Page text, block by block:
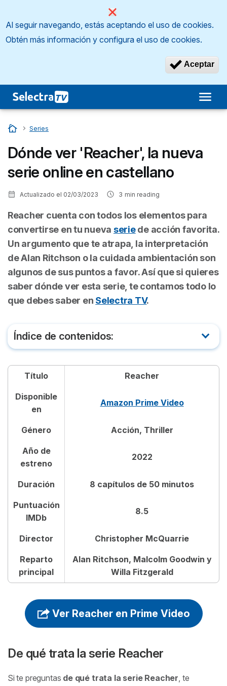
Al seguir navegando, estás aceptando el uso de cookies.
Obtén más información y configura el uso de cookies.
Aceptar
Inicio
…
Series
Dónde ver 'Reacher', la nueva
serie online en castellano
Actualizado el 02/03/2023 3 min reading
Reacher cuenta con todos los elementos para
convertirse en tu nueva seriede acción favorita.
Un argumento que te atrapa, la interpretación
de Alan Ritchson o la cuidada ambientación son
algunos de sus puntos a favor. Así que si quieres
saber dónde ver esta serie, te contamos todo lo
que debes saber en Selectra TV.
Índice de contenidos:
Dónde ver Reacher
Reparto de Reacher
Título Reacher
Disponible
en
Amazon Prime Video
Género Acción, Thriller
Año de
estreno
2022
Duración 8 capítulos de 50 minutos
Puntuación
IMDb
8.5
Director Christopher McQuarrie
Reparto
principal
Alan Ritchson, Malcolm Goodwin y
Willa Fitzgerald
Ver Reacher en Prime Video
De qué trata la serie Reacher
Si te preguntas de qué trata la serie Reacher , te